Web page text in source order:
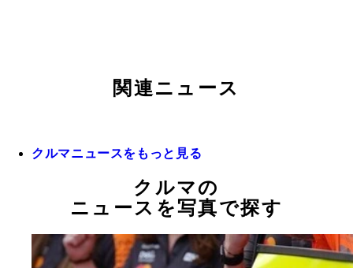
関連ニュース
クルマニュースをもっと見る
クルマの
ニュースを写真で探す